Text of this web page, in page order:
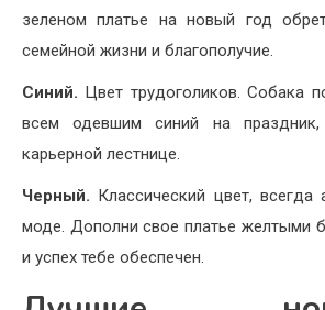
зеленом платье на новый год
семейной жизни и благополучие.
Синий. Цвет трудоголиков. Собака
всем одевшим синий на праздник,
карьерной лестнице.
Черный. Классический цвет, всегда
моде. Дополни свое платье желтыми
и успех тебе обеспечен.